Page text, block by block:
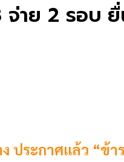
จ่าย 2 รอบ
ประกาศแล้ว “ข้า